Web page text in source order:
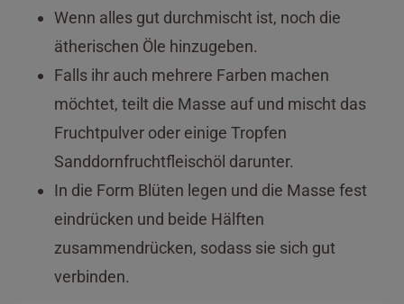
Wenn alles gut durchmischt ist, noch die
ätherischen Öle hinzugeben.
Falls ihr auch mehrere Farben machen
möchtet, teilt die Masse auf und mischt das
Fruchtpulver oder einige Tropfen
Sanddornfruchtfleischöl darunter.
In die Form Blüten legen und die Masse fest
eindrücken und beide Hälften
zusammendrücken, sodass sie sich gut
verbinden.